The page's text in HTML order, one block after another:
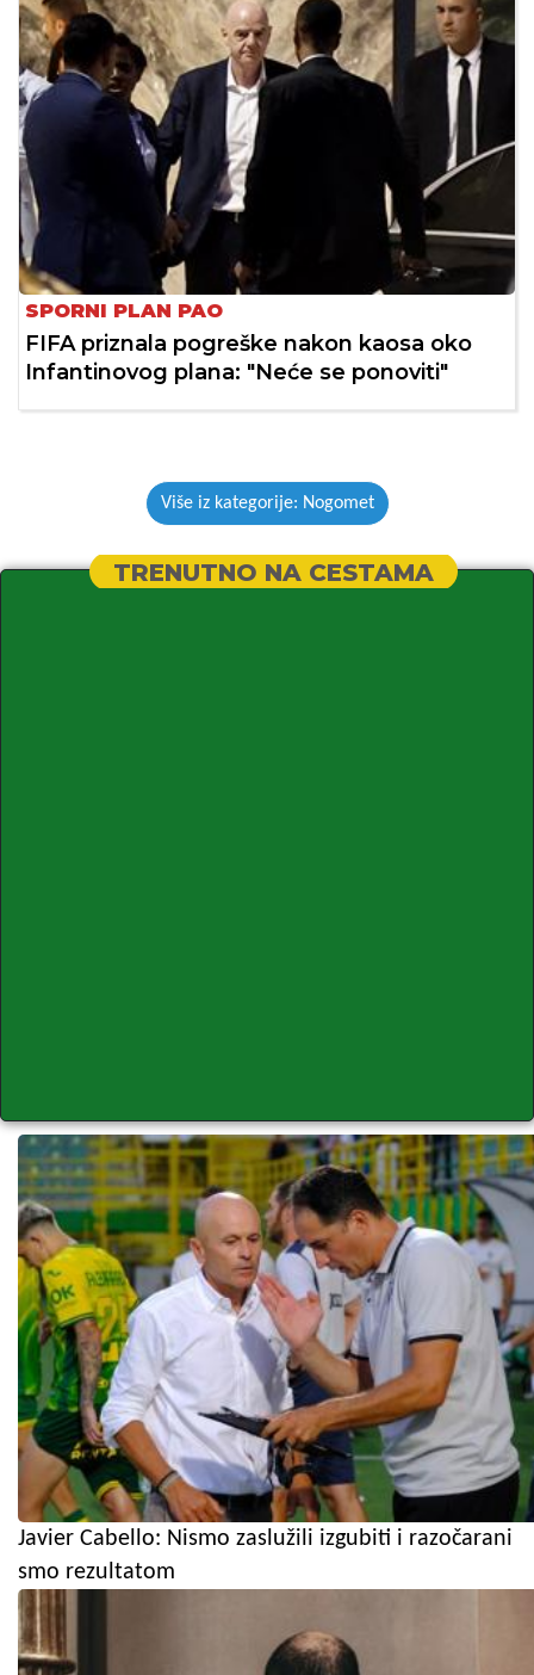
SPORNI PLAN PAO
FIFA priznala pogreške nakon kaosa oko
Infantinovog plana: "Neće se ponoviti"
Više iz kategorije: Nogomet
TRENUTNO NA CESTAMA
Javier Cabello: Nismo zaslužili izgubiti i razočarani
smo rezultatom